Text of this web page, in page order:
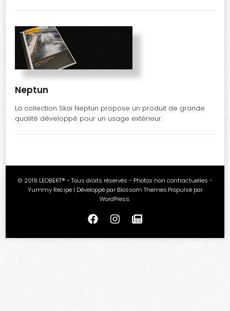
Neptun
La collection Skai Neptun propose un produit de grande
qualité développé pour un usage extérieur.
© 2019 LEOBERT® - Tous droits réservés - Photos non contractuelles -
Yummy Recipe | Développé par Blossom Themes.Propulsé par
WordPress.